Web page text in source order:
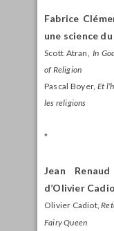
Fabrice
une science
Scott Atran, In
of Religion
Pascal Boyer, Et
les religions
*
Jean
d’Olivier
Olivier Cadiot,
Fairy Queen